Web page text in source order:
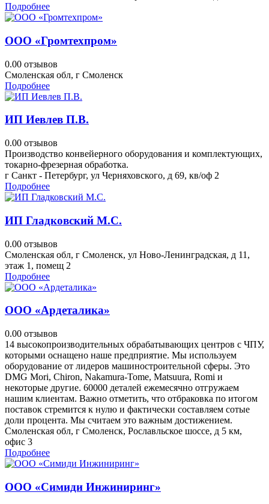
Подробнее
ООО «Громтехпром»
0.00 отзывов
Смоленская обл, г Смоленск
Подробнее
ИП Иевлев П.В.
0.00 отзывов
Производство конвейерного оборудования и комплектующих,
токарно-фрезерная обработка.
г Санкт - Петербург, ул Черняховского, д 69, кв/оф 2
Подробнее
ИП Гладковский М.С.
0.00 отзывов
Смоленская обл, г Смоленск, ул Ново-Ленинградская, д 11,
этаж 1, помещ 2
Подробнее
ООО «Ардеталика»
0.00 отзывов
14 высокопроизводительных обрабатывающих центров с ЧПУ,
которыми оснащено наше предприятие. Мы используем
оборудование от лидеров машиностроительной сферы. Это
DMG Mori, Chiron, Nakamura-Tome, Matsuura, Romi и
некоторые другие. 60000 деталей ежемесячно отгружаем
нашим клиентам. Важно отметить, что отбраковка по итогом
поставок стремится к нулю и фактически составляем сотые
доли процента. Мы считаем это важным достижением.
Смоленская обл, г Смоленск, Рославльское шоссе, д 5 км,
офис 3
Подробнее
ООО «Симиди Инжиниринг»